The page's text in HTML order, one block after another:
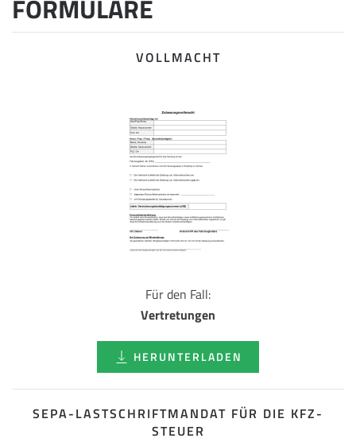
FORMULARE
VOLLMACHT
Für den Fall:
Vertretungen
HERUNTERLADEN
SEPA-LASTSCHRIFT­MANDAT FÜR DIE KFZ-
STEUER